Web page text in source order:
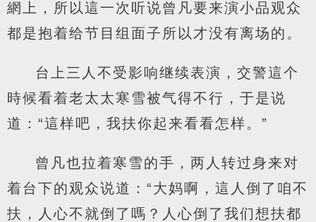
網上，所以這一次听说曾凡要来演小品观众
都是抱着给节目组面子所以才没有离场的。
台上三人不受影响继续表演，交警這个
時候看着老太太寒雪被气得不行，于是说
道：“這样吧，我扶你起来看看怎样。”
曾凡也拉着寒雪的手，两人转过身来对
着台下的观众说道：“大妈啊，這人倒了咱不
扶，人心不就倒了嗎？人心倒了我们想扶都